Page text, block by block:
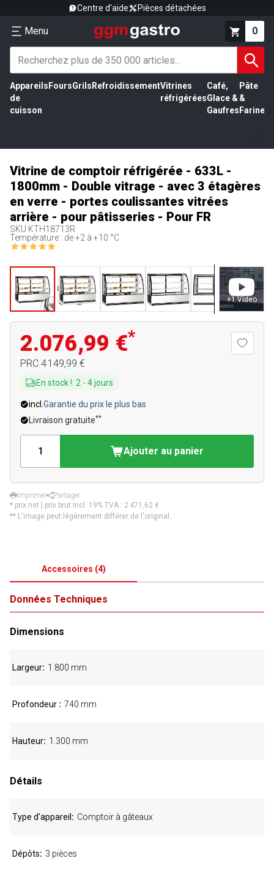
Centre d'aide Pièces détachées
Menu 0
Appareils
de
cuisson
FoursGrils RefroidissementVitrines
réfrigérées
Café,
Glace &
Gaufres
Pâte
&
Farine
Vitrine de comptoir réfrigérée - 633L -
1800mm - Double vitrage - avec 3 étagères
en verre - portes coulissantes vitrées
arrière - pour pâtisseries - Pour FR
SKU KTH18713R
Température : de +2 à +10 °C
+1 Video
2.076,99 €*
PRC 4 149,99 €
En stock !: 2 - 4jours
incl. Garantie du prix le plus bas
Livraison gratuite**
Ajouter au panier
Imprimer
Partager
* prix net | prix brut incl. 19% TVA : 2 471,62 €
** L'image peut légèrement différer de l'original.
Accessoires (4)
Données Techniques
Dimensions
Largeur 1.800 mm
Profondeur 740 mm
Hauteur 1.300 mm
Détails
Type d'appareil Comptoir à gâteaux
Dépôts 3 pièces